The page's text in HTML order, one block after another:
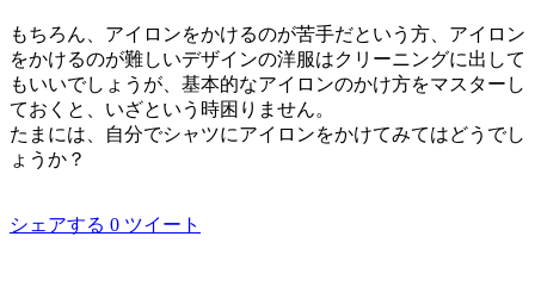
もちろん、アイロンをかけるのが苦手だという方、アイロン
をかけるのが難しいデザインの洋服はクリーニングに出して
もいいでしょうが、基本的なアイロンのかけ方をマスターし
ておくと、いざという時困りません。
たまには、自分でシャツにアイロンをかけてみてはどうでし
ょうか？
シェアする 0 ツイート